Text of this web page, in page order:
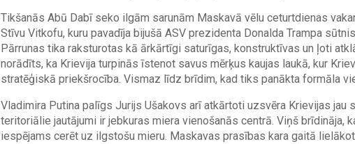
Tikšanās Abū Dabī seko ilgām sarunām Maskavā vēlu ceturtdienas
Stīvu Vitkofu, kuru pavadīja bijušā ASV prezidenta Donalda Trampa
Pārrunas tika raksturotas kā ārkārtīgi saturīgas, konstruktīvas un ļoti
norādīts, ka Krievija turpinās īstenot savus mērķus kaujas laukā, kur
stratēģiskā priekšrocība. Vismaz līdz brīdim, kad tiks panākta formāla
Vladimira Putina palīgs Jurijs Ušakovs arī atkārtoti uzsvēra Krievijas jau
teritoriālie jautājumi ir jebkuras miera vienošanās centrā. Viņš brīdināja,
iespējams cerēt uz ilgstošu mieru. Maskavas prasības kara gaitā